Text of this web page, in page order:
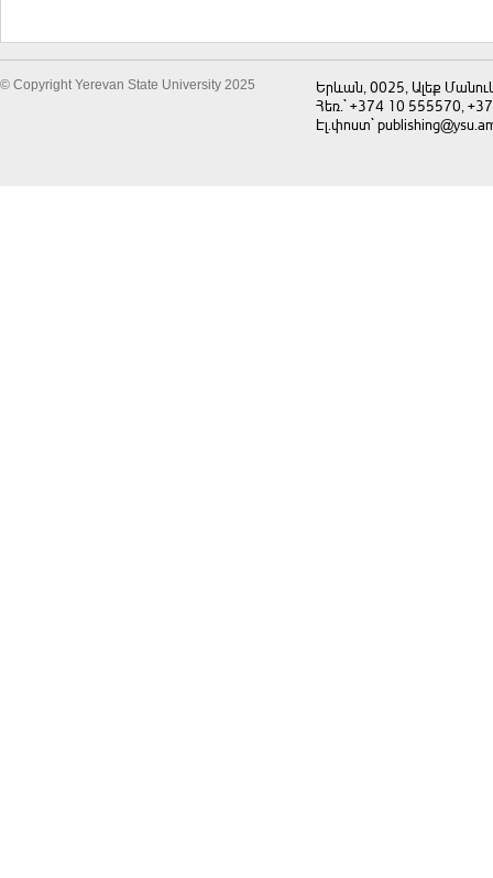
© Copyright Yerevan State University 2025
Երևան, 0025, Ալեք
Հեռ.` +374 10 555570,
Էլ.փոստ`